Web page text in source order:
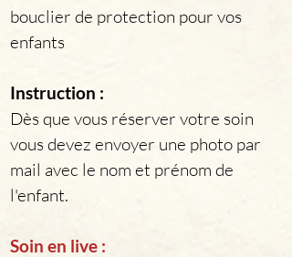
bouclier de protection pour vos
enfants
Instruction :
Dès que vous réserver votre soin
vous devez envoyer une photo par
mail avec le nom et prénom de
l'enfant.
Soin en live :